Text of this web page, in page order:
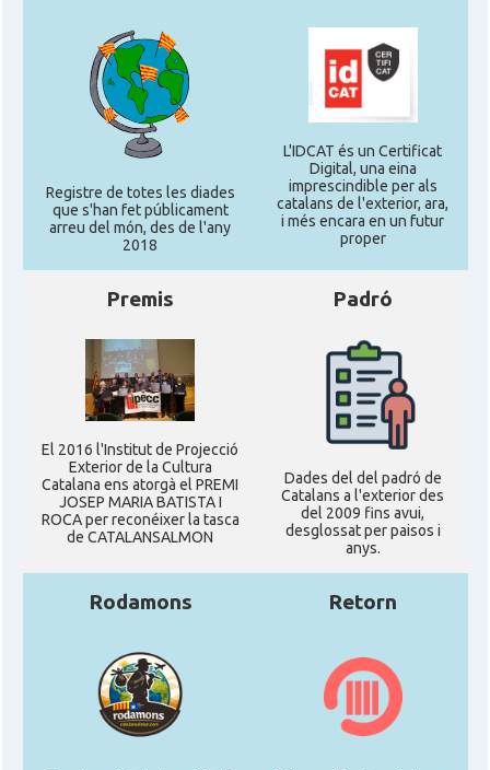
Registre de totes les diades
que s'han fet públicament
arreu del món, des de l'any
2018
L'IDCAT és un Certificat
Digital, una eina
imprescindible per als
catalans de l'exterior, ara,
i més encara en un futur
proper
Premis
El 2016 l'Institut de Projecció
Exterior de la Cultura
Catalana ens atorgà el PREMI
JOSEP MARIA BATISTA I
ROCA per reconéixer la tasca
de CATALANSALMON
Padró
Dades del del padró de
Catalans a l'exterior des
del 2009 fins avui,
desglossat per paisos i
anys.
Rodamons Retorn